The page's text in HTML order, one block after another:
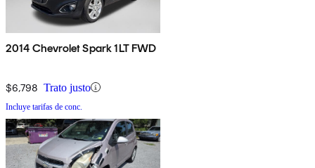
2014 Chevrolet Spark 1LT FWD
$6,798 Trato justo
Incluye tarifas de conc.